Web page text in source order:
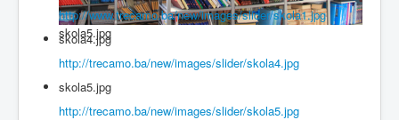
skola5.jpg
http://www.trecamo.ba/new/images/slider/skola1.jpg
skola4.jpg
http://trecamo.ba/new/images/slider/skola4.jpg
skola5.jpg
http://trecamo.ba/new/images/slider/skola5.jpg